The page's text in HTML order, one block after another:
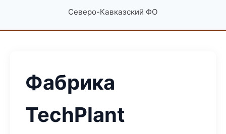
Северо-Кавказский ФО
Фабрика
TechPlant